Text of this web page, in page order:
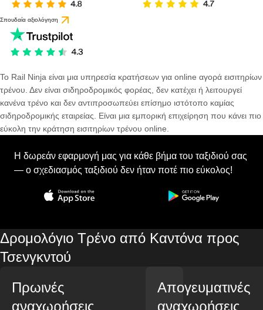
Σπουδαία αξιολόγηση
Το Rail Ninja είναι μια υπηρεσία κρατήσεων για online αγορά εισιτηρίων
τρένου. Δεν είναι σιδηροδρομικός φορέας, δεν κατέχει ή λειτουργεί
κανένα τρένο και δεν αντιπροσωπεύει επίσημο ιστότοπο καμίας
σιδηροδρομικής εταιρείας. Είναι μια εμπορική επιχείρηση που κάνει πιο
εύκολη την κράτηση εισιτηρίων τρένου online.
Η δωρεάν εφαρμογή μας για κάθε βήμα του ταξιδιού σας
— ο σχεδιασμός ταξιδιού δεν ήταν ποτέ πιο εύκολος!
Δρομολόγιο Τρένο από Καντόνα προς
Τσενγκντού
Πρωινές
αναχωρήσεις
Απογευματινές
αναχωρήσεις